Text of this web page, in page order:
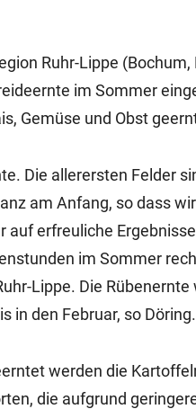
Ruhr-Lippe
im Sommer
Gemüse und Obst
Die allerersten Felder
am Anfang, so dass
erfreuliche
im Sommer
Lippe. Die
in den Februar, so Döring.
werden die
die aufgrund